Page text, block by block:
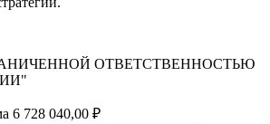
ОТВЕТСТВЕННОСТЬЮ
6 728 040,00 ₽